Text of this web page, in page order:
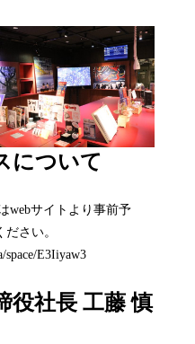
について
webサイトより事前予
さい。
space/E3Iiyaw3
役社長 工藤 慎